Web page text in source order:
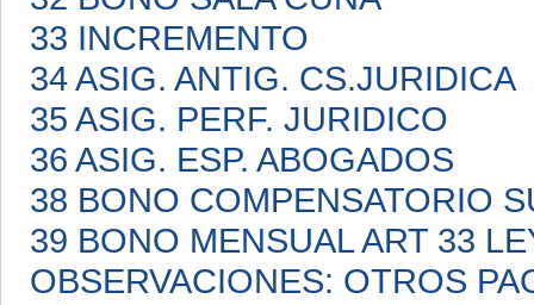
33 INCREMENTO
34 ASIG. ANTIG. CS.JURIDICA
35 ASIG. PERF. JURIDICO
36 ASIG. ESP. ABOGADOS
38 BONO COMPENSATORIO
39 BONO MENSUAL ART 33
OBSERVACIONES: OTROS